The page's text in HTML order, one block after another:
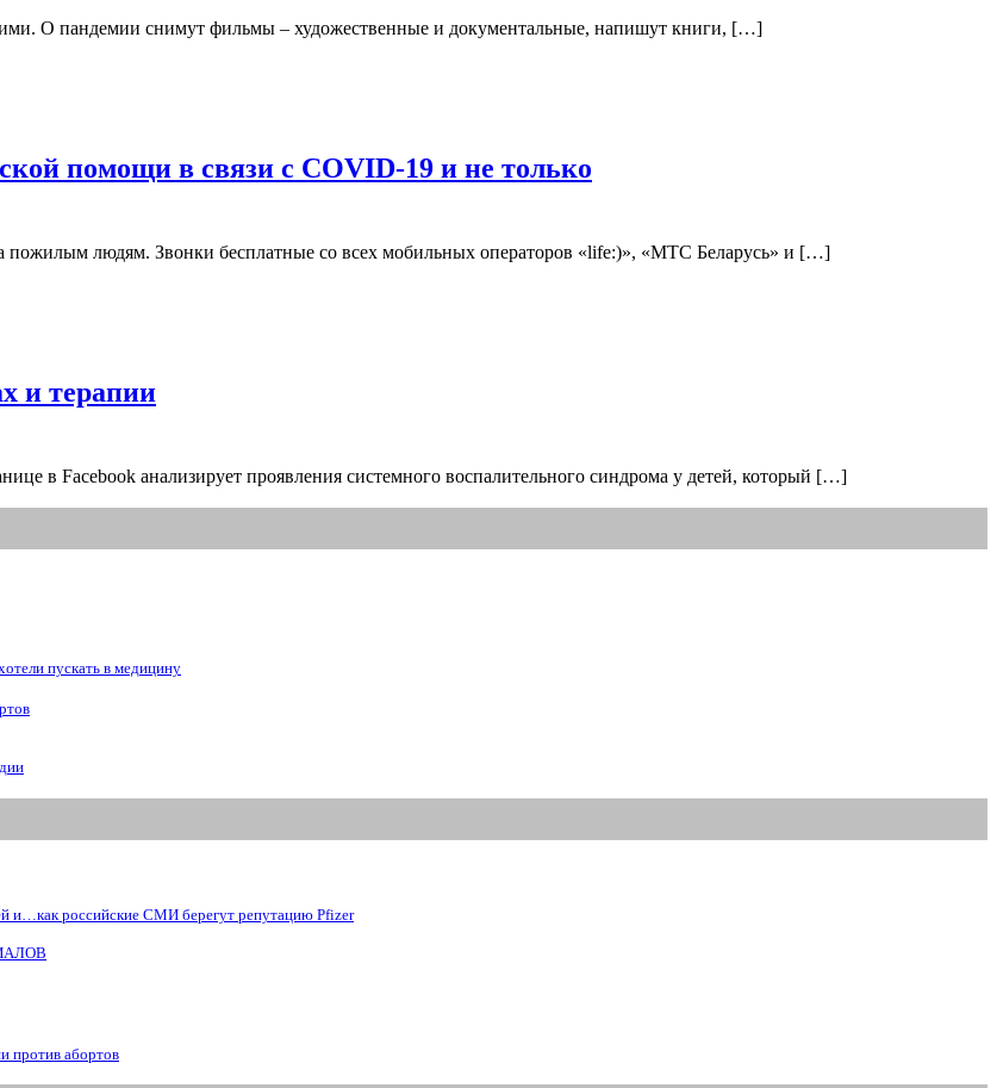
О пандемии снимут фильмы – художественные и документальные, напишут книги, […]
помощи в связи с COVID-19 и не только
пожилым людям. Звонки бесплатные со всех мобильных операторов «life:)», «МТС Беларусь» и […]
и терапии
в Facebook анализирует проявления системного воспалительного синдрома у детей, который […]
пускать в медицину
и…как российские СМИ берегут репутацию Pfizer
против абортов